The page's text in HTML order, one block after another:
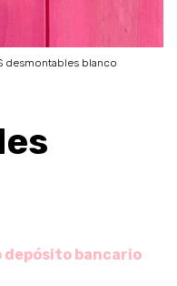
desmontables blanco
bancario